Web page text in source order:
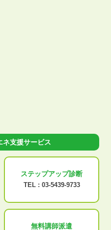
支援サービス
ステップアップ診断
TEL : 03-5439-9733
無料講師派遣